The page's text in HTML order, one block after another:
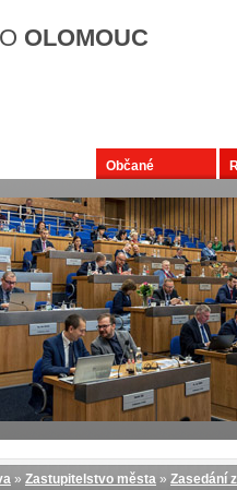
OLOMOUC
Občané
» Zastupitelstvo města » Zasedání